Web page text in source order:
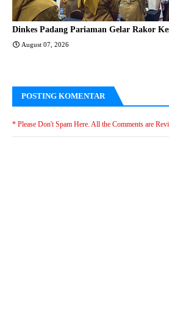
Dinkes Padang Pariaman Gelar Rakor
August 07, 2026
POSTING KOMENTAR
* Please Don't Spam Here. All the Comments are